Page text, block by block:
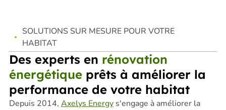
SOLUTIONS SUR MESURE POUR VOTRE
HABITAT
Des experts en rénovation
énergétique prêts à améliorer la
performance de votre habitat
Depuis 2014, Axelys Energy s'engage à améliorer la